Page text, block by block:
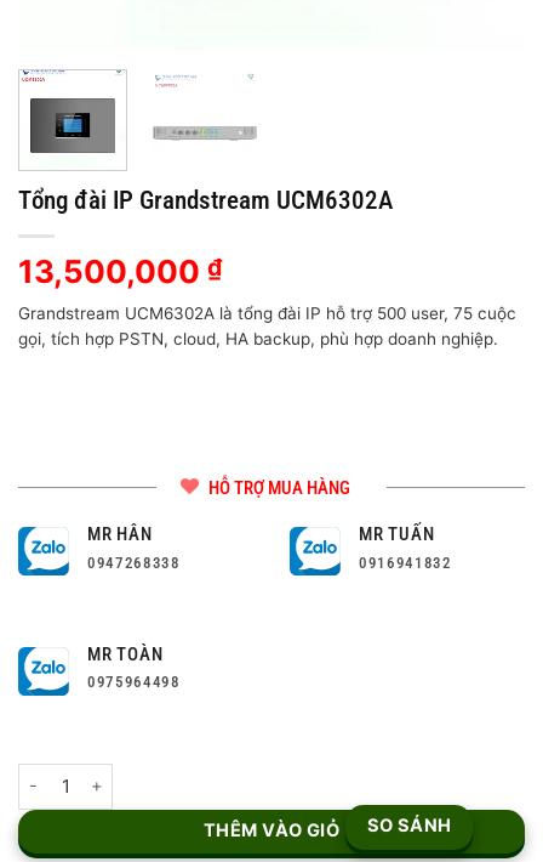
Tổng đài IP Grandstream UCM6302A
13,500,000 ₫
Grandstream UCM6302A là tổng đài IP hỗ trợ 500 user, 75 cuộc
gọi, tích hợp PSTN, cloud, HA backup, phù hợp doanh nghiệp.
HỖ TRỢ MUA HÀNG
MR HÂN
0947268338
MR TUẤN
0916941832
MR TOÀN
0975964498
THÊM VÀO GIỎ SO SÁNH